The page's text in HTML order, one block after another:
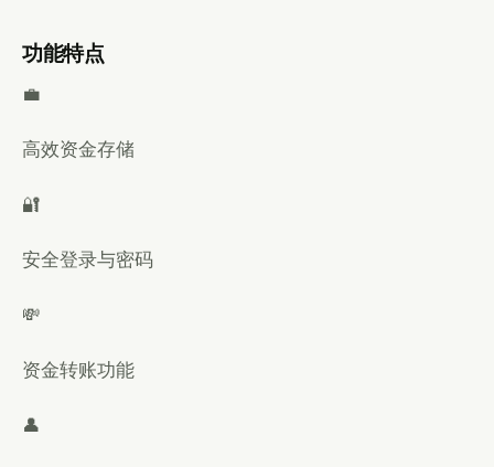
功能特点
💼
高效资金存储
🔐
安全登录与密码
💸
资金转账功能
👤